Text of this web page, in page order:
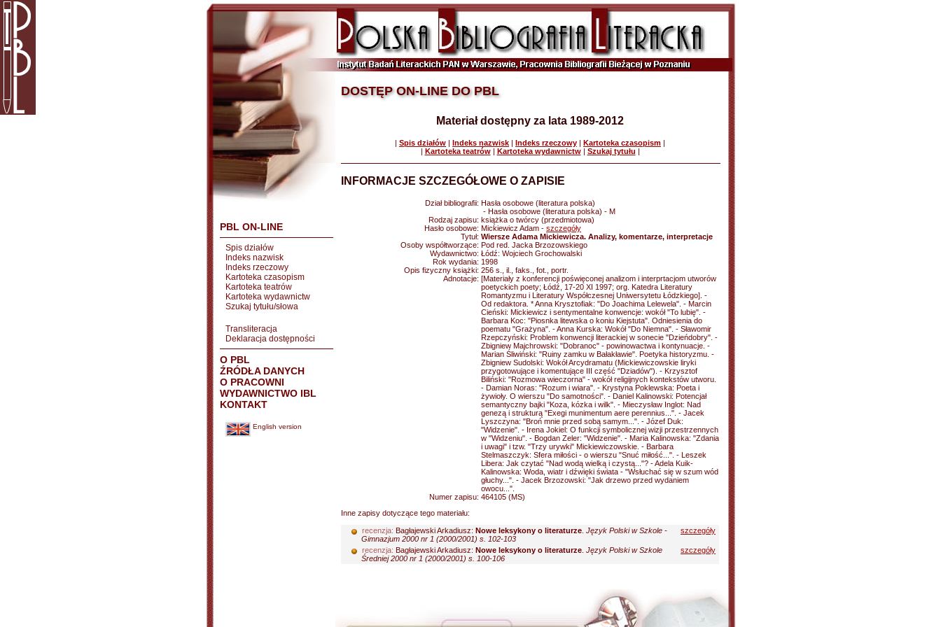
PBL ON-LINE
Spis działów
Indeks nazwisk
Indeks rzeczowy
Kartoteka czasopism
Kartoteka teatrów
Kartoteka wydawnictw
Szukaj tytułu/słowa
Transliteracja
Deklaracja dostępności
O PBL
ŹRÓDŁA DANYCH
O PRACOWNI
WYDAWNICTWO IBL
KONTAKT
English version
DOSTĘP ON-LINE DO PBL
Materiał dostępny za lata 1989-2012
| Spis działów | Indeks nazwisk | Indeks rzeczowy | Kartoteka czasopism |
| Kartoteka teatrów| Kartoteka wydawnictw| Szukaj tytułu |
INFORMACJE SZCZEGÓŁOWE O ZAPISIE
Dział bibliografii: Hasła osobowe (literatura polska)
- Hasła osobowe (literatura polska) - M
Rodzaj zapisu: książka o twórcy (przedmiotowa)
Hasło osobowe: Mickiewicz Adam - szczegóły
Tytuł: Wiersze Adama Mickiewicza. Analizy, komentarze, interpretacje
Osoby współtworzące: Pod red. Jacka Brzozowskiego
Wydawnictwo: Łódź: Wojciech Grochowalski
Rok wydania: 1998
Opis fizyczny książki: 256 s., il., faks., fot., portr.
Adnotacje: [Materiały z konferencji poświęconej analizom i interprtacjom utworów
poetyckich poety; Łódź, 17-20 XI 1997; org. Katedra Literatury
Romantyzmu i Literatury Współczesnej Uniwersytetu Łódzkiego]. -
Od redaktora. * Anna Krysztofiak: "Do Joachima Lelewela". - Marcin
Cieński: Mickiewicz i sentymentalne konwencje: wokół "To lubię". -
Barbara Koc: "Piosnka litewska o koniu Kiejstuta". Odniesienia do
poematu "Grażyna". - Anna Kurska: Wokół "Do Niemna". - Sławomir
Rzepczyński: Problem konwencji literackiej w sonecie "Dzieńdobry". -
Zbigniew Majchrowski: "Dobranoc" - powinowactwa i kontynuacje. -
Marian Śliwiński: "Ruiny zamku w Bałakławie". Poetyka historyzmu. -
Zbigniew Sudolski: Wokół Arcydramatu (Mickiewiczowskie liryki
przygotowujące i komentujące III część "Dziadów"). - Krzysztof
Biliński: "Rozmowa wieczorna" - wokół religijnych kontekstów utworu.
- Damian Noras: "Rozum i wiara". - Krystyna Poklewska: Poeta i
żywioły. O wierszu "Do samotności". - Daniel Kalinowski: Potencjał
semantyczny bajki "Koza, kózka i wilk". - Mieczysław Inglot: Nad
genezą i strukturą "Exegi munimentum aere perennius...". - Jacek
Lyszczyna: "Broń mnie przed sobą samym...". - Józef Duk:
"Widzenie". - Irena Jokiel: O funkcji symbolicznej wizji przestrzennych
w "Widzeniu". - Bogdan Zeler: "Widzenie". - Maria Kalinowska: "Zdania
i uwagi" i tzw. "Trzy urywki" Mickiewiczowskie. - Barbara
Stelmaszczyk: Sfera miłości - o wierszu "Snuć miłość...". - Leszek
Libera: Jak czytać "Nad wodą wielką i czystą..."? - Adela Kuik-
Kalinowska: Woda, wiatr i dźwięki świata - "Wsłuchać się w szum wód
głuchy...". - Jacek Brzozowski: "Jak drzewo przed wydaniem
owocu...".
Numer zapisu: 464105 (MS)
Inne zapisy dotyczące tego materiału:
recenzja: Bagłajewski Arkadiusz: Nowe leksykony o literaturze Język Polski w Szkole -
Gimnazjum 2000 nr 1 (2000/2001) s. 102-103
szczegóły
recenzja: Bagłajewski Arkadiusz: Nowe leksykony o literaturze Język Polski w Szkole
Średniej 2000 nr 1 (2000/2001) s. 100-106
szczegóły